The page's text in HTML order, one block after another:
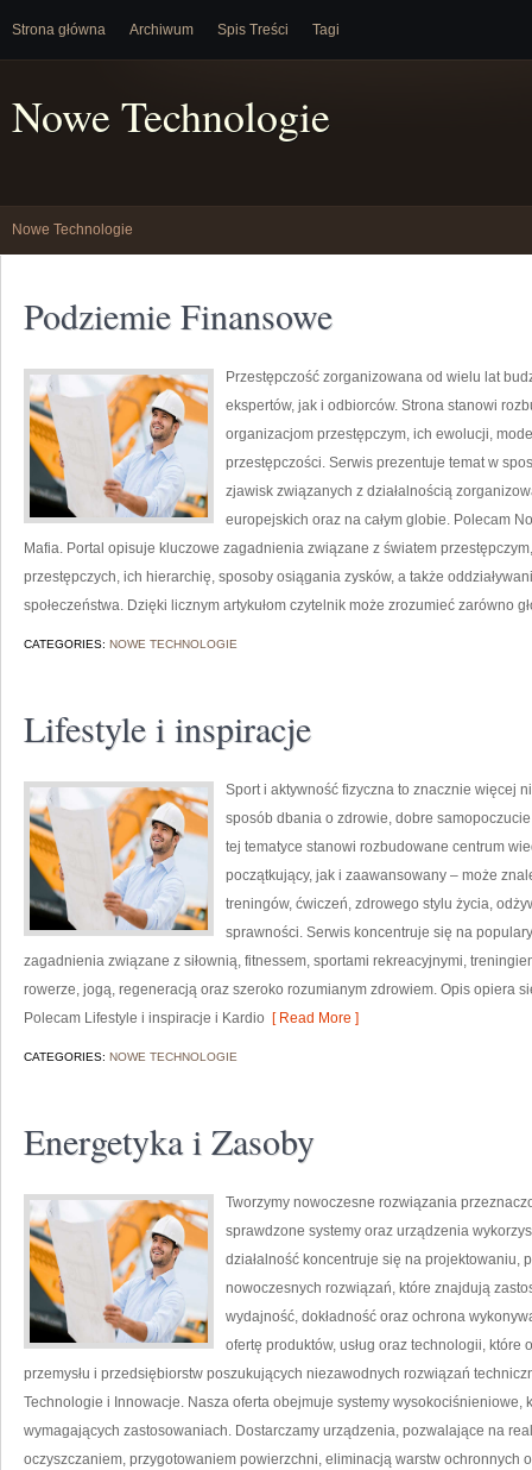
Strona główna Archiwum Spis Treści Tagi
Nowe Technologie
Nowe Technologie
Podziemie Finansowe
Przestępczość zorganizowana od wielu lat
ekspertów, jak i odbiorców. Strona stanowi
organizacjom przestępczym, ich ewolucji,
przestępczości. Serwis prezentuje temat w
zjawisk związanych z działalnością
europejskich oraz na całym globie. Polecam
Mafia. Portal opisuje kluczowe zagadnienia związane z światem
przestępczych, ich hierarchię, sposoby osiągania zysków, a także
społeczeństwa. Dzięki licznym artykułom czytelnik może zrozumieć zarówno
CATEGORIES: NOWE TECHNOLOGIE
Lifestyle i inspiracje
Sport i aktywność fizyczna to znacznie więcej
sposób dbania o zdrowie, dobre
tej tematyce stanowi rozbudowane centrum
początkujący, jak i zaawansowany – może
treningów, ćwiczeń, zdrowego stylu życia,
sprawności. Serwis koncentruje się na
zagadnienia związane z siłownią, fitnessem, sportami rekreacyjnymi,
rowerze, jogą, regeneracją oraz szeroko rozumianym zdrowiem. Opis opiera
Polecam Lifestyle i inspiracje i Kardio [ Read More ]
CATEGORIES: NOWE TECHNOLOGIE
Energetyka i Zasoby
Tworzymy nowoczesne rozwiązania
sprawdzone systemy oraz urządzenia
działalność koncentruje się na projektowaniu,
nowoczesnych rozwiązań, które znajdują
wydajność, dokładność oraz ochrona
ofertę produktów, usług oraz technologii,
przemysłu i przedsiębiorstw poszukujących niezawodnych rozwiązań
Technologie i Innowacje. Nasza oferta obejmuje systemy wysokociśnieniowe,
wymagających zastosowaniach. Dostarczamy urządzenia, pozwalające na
oczyszczaniem, przygotowaniem powierzchni, eliminacją warstw ochronnych